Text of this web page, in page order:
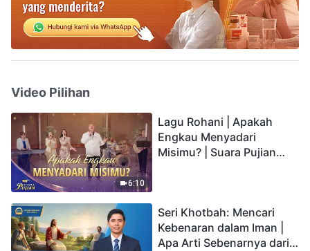
Video Pilihan
6:10
Lagu Rohani | Apakah
Engkau Menyadari
Misimu? | Suara Pujian
Seri Khotbah: Mencari
Kebenaran dalam Iman |
Apa Arti Sebenarnya dari